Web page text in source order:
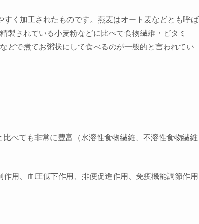
く加工されたものです。燕麦はオート麦などとも呼ば
精製されている小麦粉などに比べて食物繊維・ビタミ
どで煮てお粥状にして食べるのが一般的と言われてい
べても非常に豊富（水溶性食物繊維、不溶性食物繊維
用、血圧低下作用、排便促進作用、免疫機能調節作用